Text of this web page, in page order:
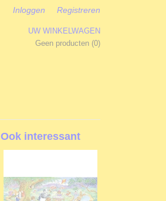
Inloggen Registreren
UW WINKELWAGEN
Geen producten (0)
Ook interessant